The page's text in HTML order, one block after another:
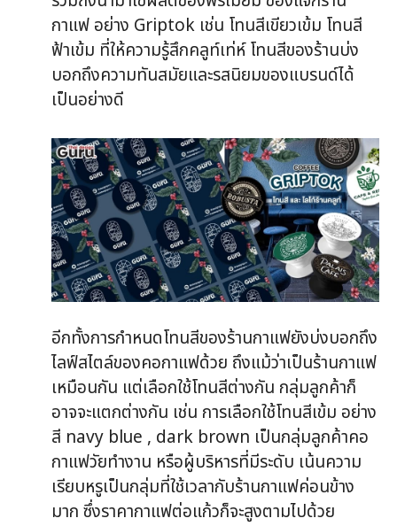
กาแฟ อย่าง Griptok เช่น โทนสีเขียวเข้ม โทนสี
ฟ้าเข้ม ที่ให้ความรู้สึกคลูท์เท่ห์ โทนสีของร้านบ่ง
บอกถึงความทันสมัยและรสนิยมของแบรนด์ได้
เป็นอย่างดี
อีกทั้งการกำหนดโทนสีของร้านกาแฟยังบ่งบอกถึง
ไลฟ์สไตล์ของคอกาแฟด้วย ถึงแม้ว่าเป็นร้านกาแฟ
เหมือนกัน แต่เลือกใช้โทนสีต่างกัน กลุ่มลูกค้าก็
อาจจะแตกต่างกัน เช่น การเลือกใช้โทนสีเข้ม อย่าง
สี navy blue , dark brown เป็นกลุ่มลูกค้าคอ
กาแฟวัยทำงาน หรือผู้บริหารที่มีระดับ เน้นความ
เรียบหรูเป็นกลุ่มที่ใช้เวลากับร้านกาแฟค่อนข้าง
มาก ซึ่งราคากาแฟต่อแก้วก็จะสูงตามไปด้วย